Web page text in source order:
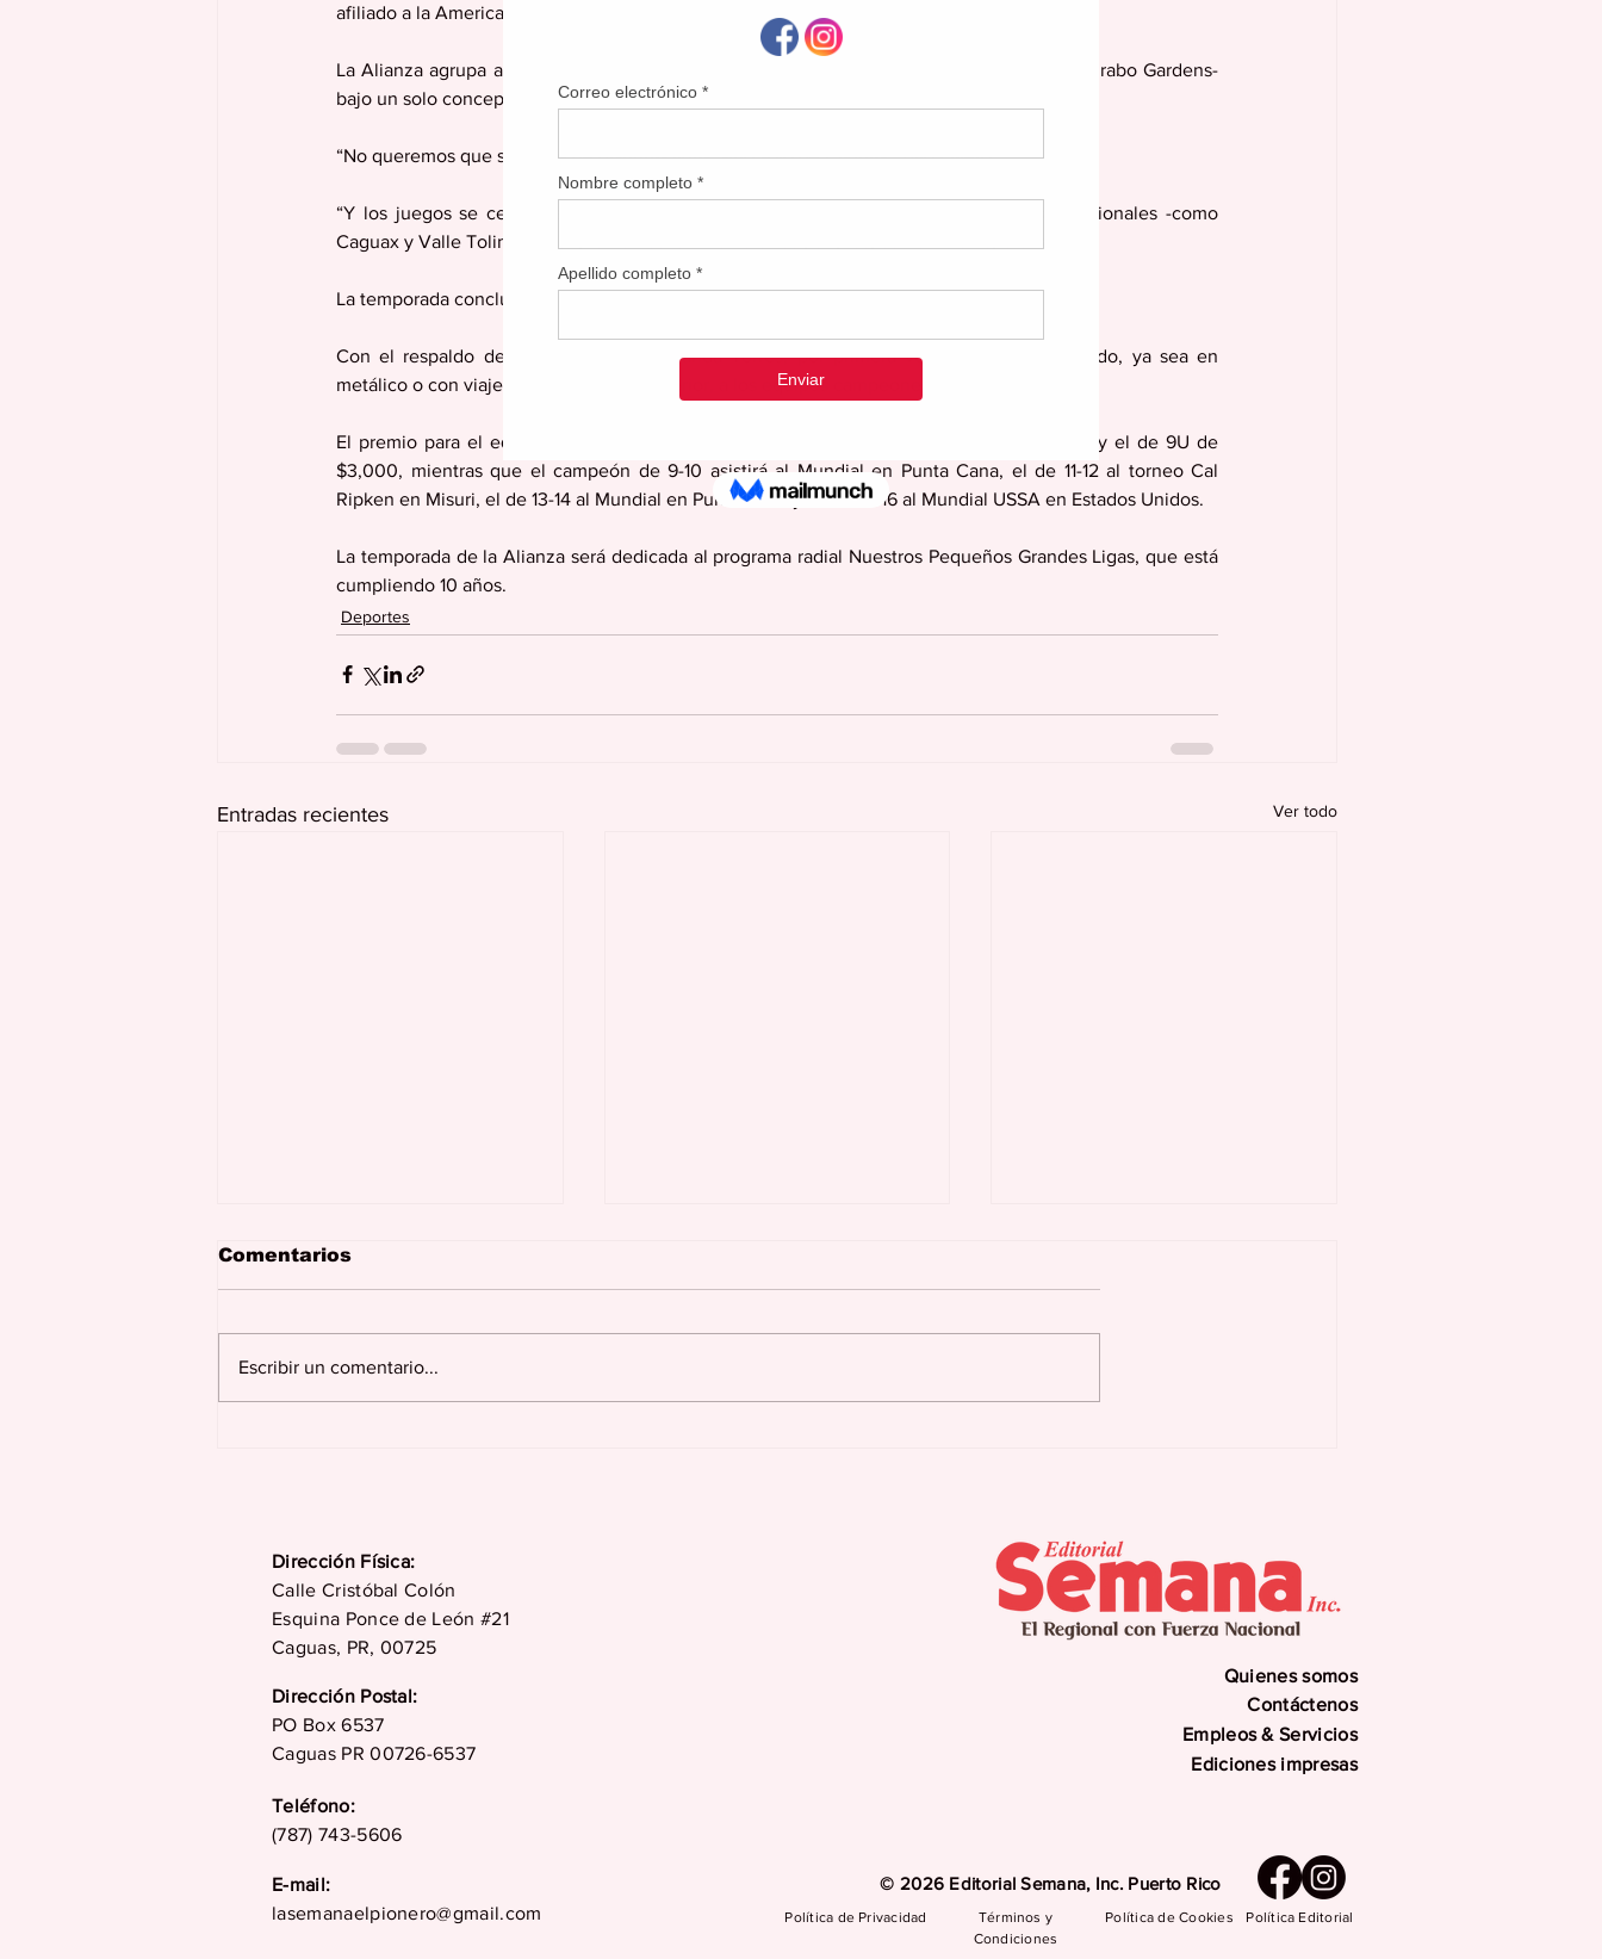
afiliado a la American Congress  en coordinación con los presidentes de cada categoría.
La Alianza agrupa a las distintas ligas de Caguas -Valle Tolima, Bairoa, José Mercado y Turabo Gardens-
bajo un solo concepto.
“No queremos que se hable de distintas ligas, sino solo de Caguas”, dijo Falero.
“Y los juegos se celebrarán en los distintos parques de Caguas, pero no solo los tradicionales -como
Caguax y Valle Tolima- sino que iremos también a otros parques, como Villa Esperanza”.
La temporada concluirá en mayo.
Con el respaldo del alcalde William Miranda Torres, por primera vez se estará premiando, ya sea en
metálico o con viajes a torneos en el exterior, a los equipos campeones de cada categoría.
El premio para el equipo campeón de los 5-6 años será de $1,500, el de 7-8 de $2,500 y el de 9U de
$3,000, mientras que el campeón de 9-10 asistirá al Mundial en Punta Cana, el de 11-12 al torneo Cal
Ripken en Misuri, el de 13-14 al Mundial en Punta Cana y  el de 15-16 al Mundial USSA en Estados Unidos.
La temporada de la Alianza será dedicada al programa radial Nuestros Pequeños Grandes Ligas, que está
cumpliendo 10 años.
Deportes
Entradas recientes Ver todo
Comentarios
Escribir un comentario...
Dirección Física:
Calle Cristóbal Colón
Esquina Ponce de León #21
Caguas, PR, 00725
Dirección Postal:
PO Box 6537
Caguas PR 00726-6537
Teléfono:
(787) 743-5606
E-mail:
lasemanaelpionero@gmail.com
Quienes somos
Contáctenos
Empleos & Servicios
Ediciones impresas
© 2026 Editorial Semana, Inc. Puerto Rico
Política de Privacidad
Términos y
Condiciones
Política de Cookies Política Editorial